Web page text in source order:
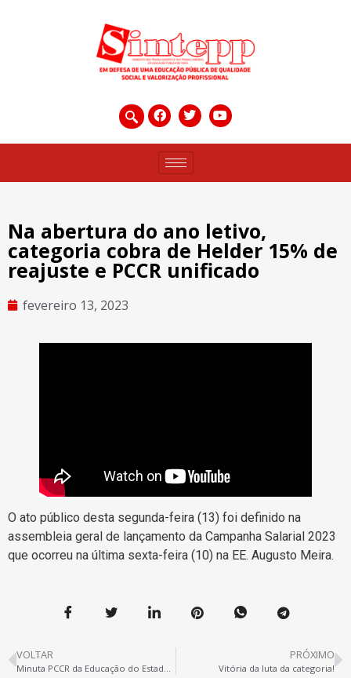
Na abertura do ano letivo,
categoria cobra de Helder 15% de
reajuste e PCCR unificado
fevereiro 13, 2023
O ato público desta segunda-feira (13) foi definido na
assembleia geral de lançamento da Campanha Salarial 2023
que ocorreu na última sexta-feira (10) na EE. Augusto Meira.
VOLTAR PRÓXIMO
Vitória da luta da categoria!